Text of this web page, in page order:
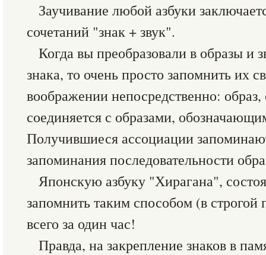
Заучивание любой азбуки
сочетаний "знак + звук".
Когда вы преобразовали в образы и
знака, то очень просто запомнить их
воображении непосредственно:
соединяется с образами,
Получившиеся ассоциации
запоминания последовательности
Японскую азбуку "Хирагана",
запомнить таким способом (в строгой
всего за один час!
Правда, на закрепление знаков в